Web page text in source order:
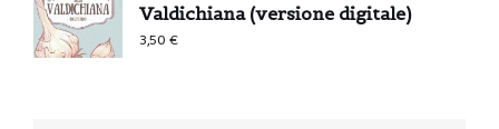
Valdichiana (versione digitale)
3,50€